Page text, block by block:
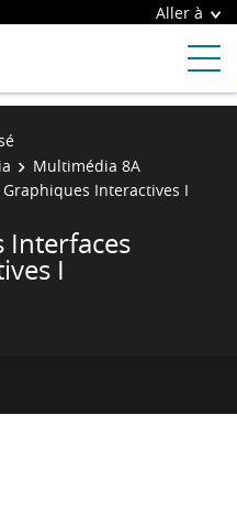
Aller à
Multimédia 8A
Interactives I
Interfaces
I